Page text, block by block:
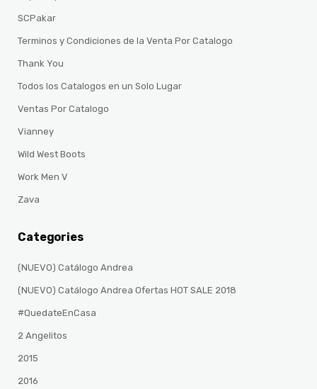
SCPakar
Terminos y Condiciones de la Venta Por Catalogo
Thank You
Todos los Catalogos en un Solo Lugar
Ventas Por Catalogo
Vianney
Wild West Boots
Work Men V
Zava
Categories
(NUEVO) Catálogo Andrea
(NUEVO) Catálogo Andrea Ofertas HOT SALE 2018
#QuedateEnCasa
2 Angelitos
2015
2016